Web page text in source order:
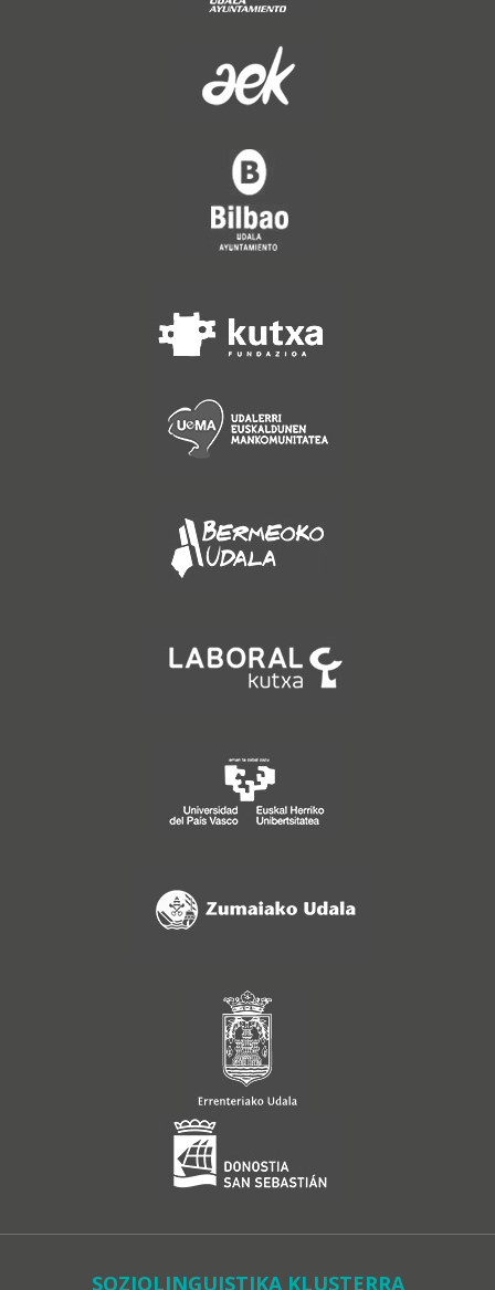
SOZIOLINGUISTIKA KLUSTERRA